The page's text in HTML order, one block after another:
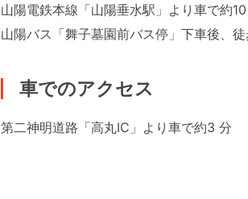
山陽電鉄本線「山陽垂水駅」より車で約
山陽バス「舞子墓園前バス停」下車後、徒
車でのアクセス
第二神明道路「高丸IC」より車で約3 分